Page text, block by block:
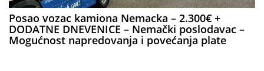
Posao vozac kamiona Nemacka – 2.300€ +
DODATNE DNEVENICE – Nemački poslodavac –
Mogućnost napredovanja i povećanja plate